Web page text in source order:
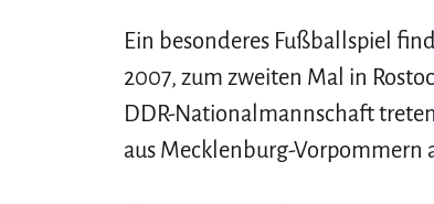
Ein besonderes Fußballspiel
2007, zum zweiten Mal in
DDR-Nationalmannschaft
aus Mecklenburg-Vorpommern